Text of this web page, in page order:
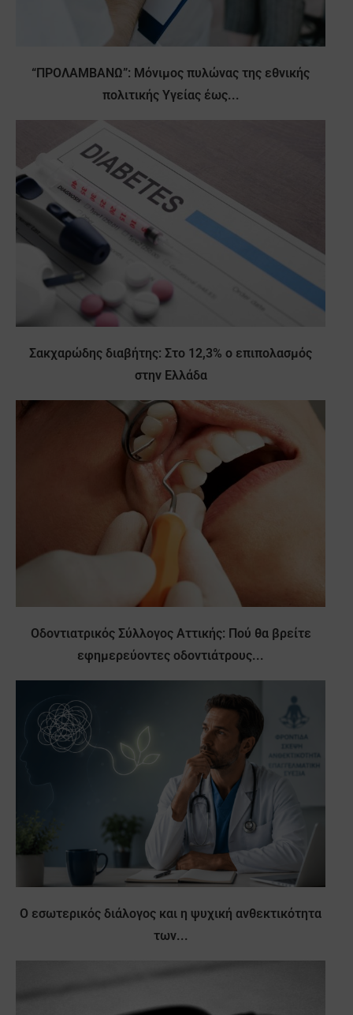
“ΠΡΟΛΑΜΒΑΝΩ”: Μόνιμος πυλώνας της εθνικής
πολιτικής Υγείας έως...
Σακχαρώδης διαβήτης: Στο 12,3% ο επιπολασμός
στην Ελλάδα
Οδοντιατρικός Σύλλογος Αττικής: Πού θα βρείτε
εφημερεύοντες οδοντιάτρους...
Ο εσωτερικός διάλογος και η ψυχική ανθεκτικότητα
των...